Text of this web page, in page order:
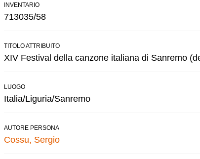
INVENTARIO
713035/58
TITOLO ATTRIBUITO
XIV Festival della canzone italiana di Sanremo
LUOGO
Italia/Liguria/Sanremo
AUTORE PERSONA
Cossu, Sergio